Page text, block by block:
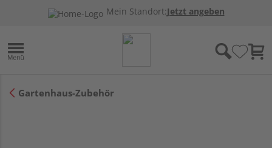
Mein Standort:Jetzt angeben
Gartenhaus-Zubehör